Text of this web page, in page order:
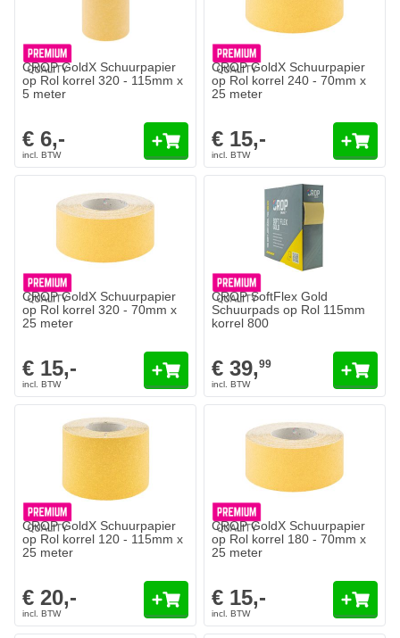
CROP GoldX Schuurpapier
op Rol korrel 320 - 115mm x
5 meter
€ 6,-
CROP GoldX Schuurpapier
op Rol korrel 240 - 70mm x
25 meter
€ 15,-
CROP GoldX Schuurpapier
op Rol korrel 320 - 70mm x
25 meter
€ 15,-
CROP SoftFlex Gold
Schuurpads op Rol 115mm
korrel 800
€ 39,99
CROP GoldX Schuurpapier
op Rol korrel 120 - 115mm x
25 meter
€ 20,-
CROP GoldX Schuurpapier
op Rol korrel 180 - 70mm x
25 meter
€ 15,-